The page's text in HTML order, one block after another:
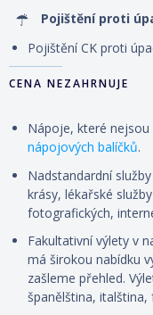
Pojištění proti
Pojištění CK proti
CENA NEZAHRNUJE
Nápoje, které nejsou
nápojových balíčků.
Nadstandardní
krásy, lékařské
fotografických,
Fakultativní výlety v
má širokou nabídku
zašleme přehled.
španělština, italština,